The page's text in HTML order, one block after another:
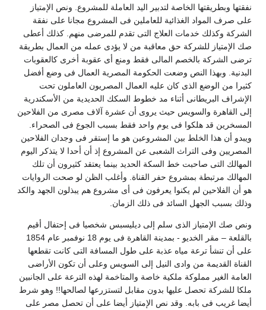
وبطريقتها الخاصة لتدبير اليد العاملة للمشروع. ونص الإمتياز
صرف المواد الغذائية للعاملين فى المشروع مجانا على نفقة
وكذلك خدمات العلاج التى تقدم للمرضى منهم. كذلك أعطى
الإمتياز للشركة حق معاقبة من لا يؤدى عمله من العمال بطريقة
الشركة بالخصم المالى فقط ومنع أى عقوبة أخرى كالعقوبات
وبهذا النص وضعت الحكومة المصرية العمال فى وضع أفضل
من الوضع الذى كان عليه العمال المصريون العاملون تحت
البريطانى أثناء مد خطوط السكك الحديدية من الأسكندرية
القاهرة والسويس حيث يروى أن عشرة آلاف مصرى من الفلاحين
قد هلكوا فى يوم واحد فقط بسبب الجوع فى الصحراء.
أن هذا الخلط بين المشروعين هو ما إستقر فى وجدان الفلاحين
وفى التراث الشعبى عن المشروع إذ أن أحدا لا يتذكر اليوم
التى صاحبت خط السكة الحديد بينما يعتقد كثيرون أن تلك
مرتبطة بمشروع حفر القناة. وأغلب الظن لو صحت الروايات
أن الفلاحين لم يكنوا يعرفون فى أى مشروع هم يبذلون الجهد والكد
بسبب الجهل السائد فى ذلك الزمان.
صك الإمتياز الذى سلم إلى ديليسبس شخصيا فى إحتفال أقيم
بالقلعة – مقر الخديو - بمدينة القاهرة فى يوم 18 نوفمبر عام 1854
أن تنشأ ترعة مياه عذبة على طول المسافة التى كانت تقطعها
القديمة من وادى النيل إلى السويس وعلى أن تكون الأراضى
الغير مملوكة ملكية خاصة والمتاخمة لهذه الترعة على الجانبين
للشركة تحصل عليها بدون مقابل لتستزرعها لصالحها!! وهو شرط
غريب فى بابه. وقد نص الإمتياز أيضا على أن تحصل مصر على